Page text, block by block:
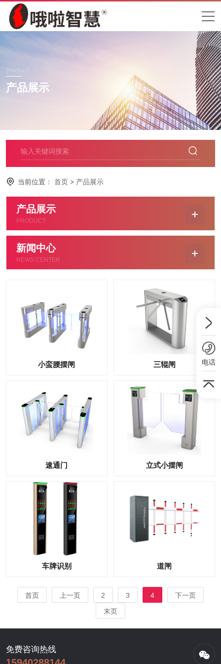
product
产品展示
当前位置： 首页 > 产品展示
产品展示
PRODUCT
新闻中心
NEWS CENTER
小蛮腰摆闸 三辊闸
速通门 立式小摆闸
车牌识别 道闸
首页 上一页 2 3 4
下一页
末页
免费咨询热线
电话